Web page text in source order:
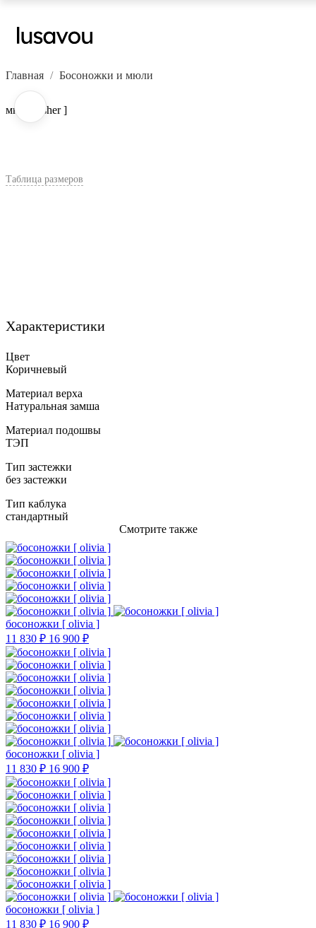
Главная Босоножки и мюли
мюли [ sher ]
Таблица размеров
Характеристики
Цвет
Коричневый
Материал верха
Натуральная замша
Материал подошвы
ТЭП
Тип застежки
без застежки
Тип каблука
стандартный
Смотрите также
босоножки [ olivia ]
11 830 ₽ 16 900 ₽
босоножки [ olivia ]
11 830 ₽ 16 900 ₽
босоножки [ olivia ]
11 830 ₽ 16 900 ₽